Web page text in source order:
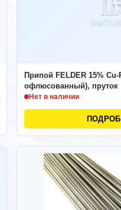
Припой FELDER 15%
офлюсованный), пруток
Нет в наличии